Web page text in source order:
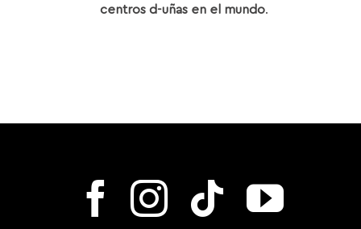
centros d-uñas en el mundo.